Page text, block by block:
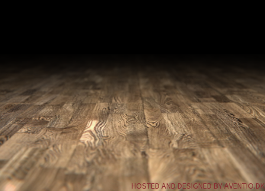
HOSTED AND DESIGNED BY AVENTIO.DK